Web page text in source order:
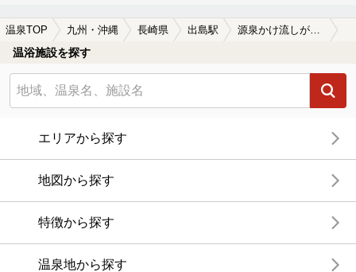
温泉TOP 九州・沖縄 長崎県 出島駅
温浴施設を探す
エリアから探す
地図から探す
特徴から探す
温泉地から探す